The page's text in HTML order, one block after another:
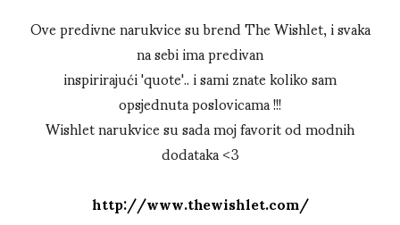
Ove predivne narukvice su brend The Wishlet, i svaka
na sebi ima predivan
inspirirajući 'quote'.. i sami znate koliko sam
opsjednuta poslovicama !!!
Wishlet narukvice su sada moj favorit od modnih
dodataka <3
http://www.thewishlet.com/